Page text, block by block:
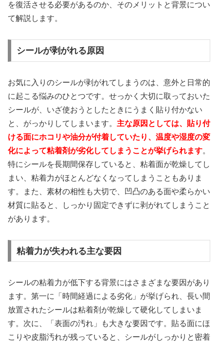
を復活させる必要があるのか、そのメリットと背景につい
て解説します。
シールが剥がれる原因
お気に入りのシールが剥がれてしまうのは、意外と日常的
に起こる悩みのひとつです。せっかく大切に取っておいた
シールが、いざ使おうとしたときにうまく貼り付かない
と、がっかりしてしまいます。 主な原因としては、貼り付
ける面にホコリや油分が付着していたり、温度や湿度の変
化によって粘着剤が劣化してしまうことが挙げられます。
特にシールを長期間保存していると、粘着面が乾燥してし
まい、粘着力がほとんどなくなってしまうこともありま
す。また、素材の相性も大切で、凹凸のある面や柔らかい
材質に貼ると、しっかり固定できずに剥がれてしまうこと
があります。
粘着力が失われる主な要因
シールの粘着力が低下する背景にはさまざまな要因があり
ます。第一に「時間経過による劣化」が挙げられ、長い間
放置されたシールは粘着剤が乾燥して硬化してしまいま
す。次に、「表面の汚れ」も大きな要因です。貼る面にほ
こりや皮脂汚れが残っていると、シールがしっかりと密着